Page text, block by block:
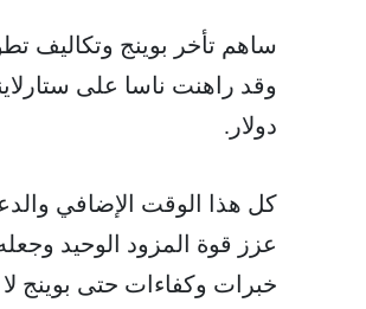
ساهم تأخر بوينج وتكاليف
دولار.
كل هذا الوقت الإضافي
عزز قوة المزود الوحيد وجعله
خبرات وكفاءات حتى بوينج لا